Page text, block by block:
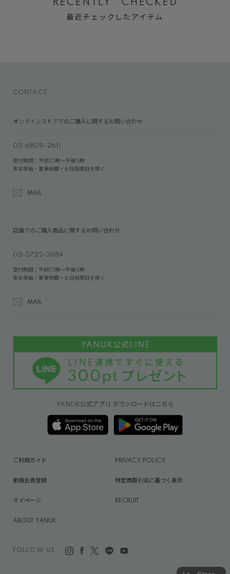
RECENTLY CHECKED
最近チェックしたアイテム
CONTACT
オンラインストアでのご購入に関するお問い合わせ
03-6809-2611
受付時間：午前10時～午後5時
年末年始・夏季休暇・土日祝祭日を除く
MAIL
店舗でのご購入商品に関するお問い合わせ
03-5722-3684
受付時間：午前10時～午後5時
年末年始・夏季休暇・土日祝祭日を除く
MAIL
YANUK公式アプリ ダウンロードはこちら
FOLLOW US
ご利用ガイド PRIVACY POLICY
新規会員登録 特定商取引法に基づく表示
マイページ RECRUIT
ABOUT YANUK